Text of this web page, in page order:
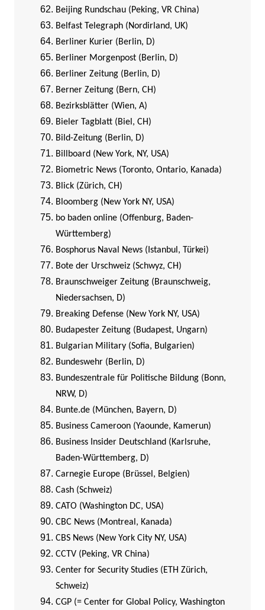
Beijing Rundschau (Peking, VR China)
Belfast Telegraph (Nordirland, UK)
Berliner Kurier (Berlin, D)
Berliner Morgenpost (Berlin, D)
Berliner Zeitung (Berlin, D)
Berner Zeitung (Bern, CH)
Bezirksblätter (Wien, A)
Bieler Tagblatt (Biel, CH)
Bild-Zeitung (Berlin, D)
Billboard (New York, NY, USA)
Biometric News (Toronto, Ontario, Kanada)
Blick (Zürich, CH)
Bloomberg (New York NY, USA)
bo baden online (Offenburg, Baden-
Württemberg)
Bosphorus Naval News (Istanbul, Türkei)
Bote der Urschweiz (Schwyz, CH)
Braunschweiger Zeitung (Braunschweig,
Niedersachsen, D)
Breaking Defense (New York NY, USA)
Budapester Zeitung (Budapest, Ungarn)
Bulgarian Military (Sofia, Bulgarien)
Bundeswehr (Berlin, D)
Bundeszentrale für Politische Bildung (Bonn,
NRW, D)
Bunte.de (München, Bayern, D)
Business Cameroon (Yaounde, Kamerun)
Business Insider Deutschland (Karlsruhe,
Baden-Württemberg, D)
Carnegie Europe (Brüssel, Belgien)
Cash (Schweiz)
CATO (Washington DC, USA)
CBC News (Montreal, Kanada)
CBS News (New York City NY, USA)
CCTV (Peking, VR China)
Center for Security Studies (ETH Zürich,
Schweiz)
CGP (= Center for Global Policy, Washington